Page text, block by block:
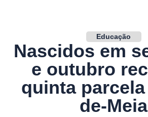
Educação
Nascidos em
e outubro
quinta
de-Meia